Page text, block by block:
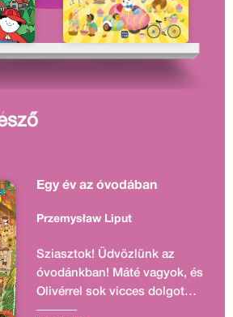
Egy év az óvodában
Przemysław Liput
Sziasztok! Üdvözlünk az
óvodánkban! Máté vagyok, és
Olivérrel sok vicces dolgot
csinálunk az oviban.